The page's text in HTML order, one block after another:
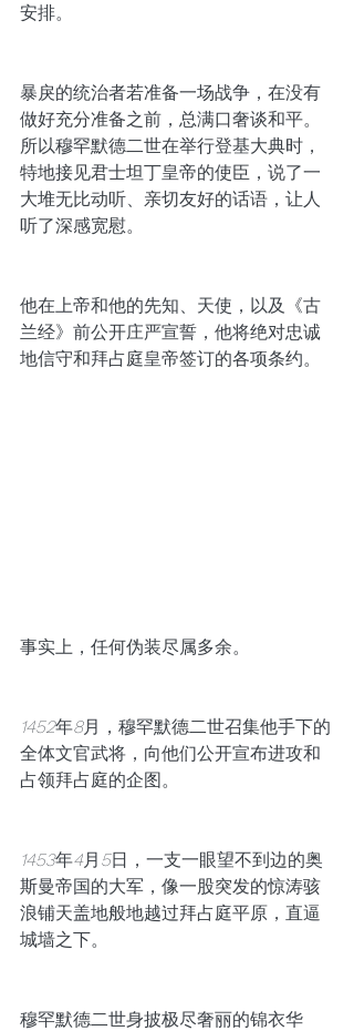
安排。
暴戾的统治者若准备一场战争，在没有
做好充分准备之前，总满口奢谈和平。
所以穆罕默德二世在举行登基大典时，
特地接见君士坦丁皇帝的使臣，说了一
大堆无比动听、亲切友好的话语，让人
听了深感宽慰。
他在上帝和他的先知、天使，以及《古
兰经》前公开庄严宣誓，他将绝对忠诚
地信守和拜占庭皇帝签订的各项条约。
事实上，任何伪装尽属多余。
1452年8月，穆罕默德二世召集他手下的
全体文官武将，向他们公开宣布进攻和
占领拜占庭的企图。
1453年4月 5日，一支一眼望不到边的奥
斯曼帝国的大军，像一股突发的惊涛骇
浪铺天盖地般地越过拜占庭平原，直逼
城墙之下。
穆罕默德二世身披极尽奢丽的锦衣华